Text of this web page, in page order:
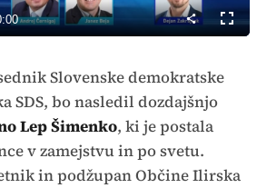
način
Slovenske demokratske
SDS, bo nasledil dozdajšnjo
Lep Šimenko, ki je postala
v zamejstvu in po svetu.
in podžupan Občine Ilirska